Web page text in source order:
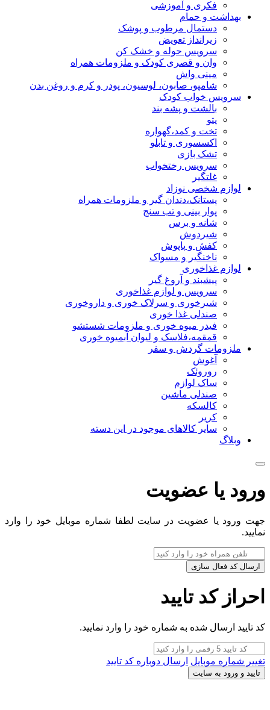
فکری و آموزشی
بهداشت و حمام
دستمال مرطوب و پوشک
زیرانداز تعویض
سرویس حوله و خشک کن
وان و قصری کودک و ملزومات همراه
مینی واش
شامپو، صابون، لوسیون، پودر و کرم و روغن بدن
سرویس خواب کودک
بالشت و پشه بند
پتو
تخت و کمد،گهواره
اکسسوری و تابلو
تشک بازی
سرویس رختخواب
غلتگیر
لوازم شخصی نوزاد
پستانک،دندان گیر و ملزومات همراه
پوار بینی و تب سنج
شانه و برس
شیردوش
کفش و پاپوش
ناخنگیر و مسواک
لوازم غذاخوری
پیشبند و آروغ گیر
سرویس و لوازم غذاخوری
شیرخوری و سرلاک خوری و داروخوری
صندلی غذا خوری
فیدر میوه خوری و ملزومات شستشو
قمقمه،فلاسک و لیوان آبمیوه خوری
ملزومات گردش و سفر
آغوش
روروئک
ساک لوازم
صندلی ماشین
کالسکه
کریر
سایر کالاهای موجود در این دسته
وبلاگ
ورود یا عضویت
جهت ورود یا عضویت در سایت لطفا شماره موبایل خود را وارد
نمایید.
ارسال کد فعال سازی
احراز کد تایید
کد تایید ارسال شده به شماره خود را وارد نمایید.
تغییر شماره موبایل ارسال دوباره کد تایید
تایید و ورود به سایت